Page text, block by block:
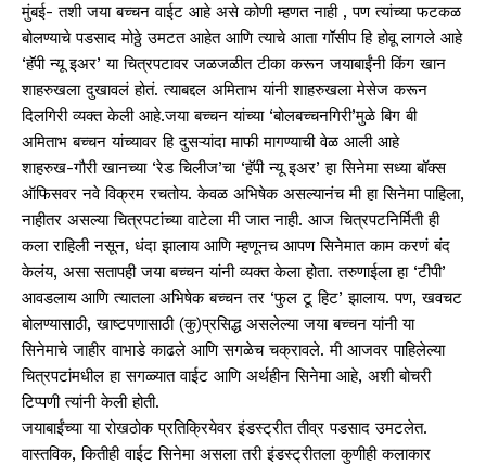
मुंबई- तशी जया बच्चन वाईट आहे असे कोणी म्हणत नाही , पण त्यांच्या फटकळ
बोलण्याचे पडसाद मोठ्ठे उमटत आहेत आणि त्याचे आता गॉसीप हि होवू लागले आहे
‘हॅपी न्यू इअर’ या चित्रपटावर जळजळीत टीका करून जयाबाईंनी किंग खान
शाहरुखला दुखावलं होतं. त्याबद्दल अमिताभ यांनी शाहरुखला मेसेज करून
दिलगिरी व्यक्त केली आहे.जया बच्चन यांच्या ‘बोलबच्चनगिरी’मुळे बिग बी
अमिताभ बच्चन यांच्यावर हि दुसऱ्यांदा माफी मागण्याची वेळ आली आहे
शाहरुख-गौरी खानच्या ‘रेड चिलीज’चा ‘हॅपी न्यू इअर’ हा सिनेमा सध्या बॉक्स
ऑफिसवर नवे विक्रम रचतोय. केवळ अभिषेक असल्यानंच मी हा सिनेमा पाहिला,
नाहीतर असल्या चित्रपटांच्या वाटेला मी जात नाही. आज चित्रपटनिर्मिती ही
कला राहिली नसून, धंदा झालाय आणि म्हणूनच आपण सिनेमात काम करणं बंद
केलंय, असा सतापही जया बच्चन यांनी व्यक्त केला होता. तरुणाईला हा ‘टीपी’
आवडलाय आणि त्यातला अभिषेक बच्चन तर ‘फुल टू हिट’ झालाय. पण, खवचट
बोलण्यासाठी, खाष्टपणासाठी (कु)प्रसिद्ध असलेल्या जया बच्चन यांनी या
सिनेमाचे जाहीर वाभाडे काढले आणि सगळेच चक्रावले. मी आजवर पाहिलेल्या
चित्रपटांमधील हा सगळ्यात वाईट आणि अर्थहीन सिनेमा आहे, अशी बोचरी
टिप्पणी त्यांनी केली होती.
जयाबाईंच्या या रोखठोक प्रतिक्रियेवर इंडस्ट्रीत तीव्र पडसाद उमटलेत.
वास्तविक, कितीही वाईट सिनेमा असला तरी इंडस्ट्रीतला कुणीही कलाकार